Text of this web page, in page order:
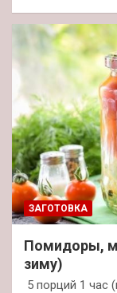
ЗАГОТОВКА
Помидоры,
зиму)
5 порций 1